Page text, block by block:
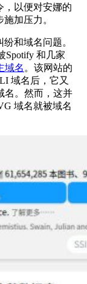
，以便对安娜的
加压力。
和域名问题。
Spotify 和几家
域名 。该网站的
域名后，它又
名。然而，这并
域名就被域名